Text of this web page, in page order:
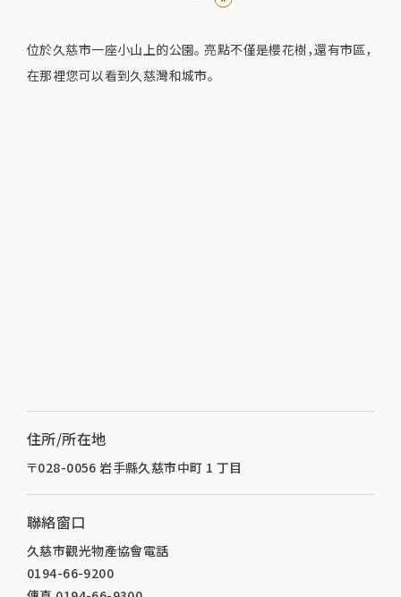
位於久慈市一座小山上的公園。 亮點不僅是櫻花樹，還有市區，
在那裡您可以看到久慈灣和城市。
住所/所在地
〒028-0056 岩手縣久慈市中町 1 丁目
聯絡窗口
久慈市觀光物產協會電話
0194-66-9200